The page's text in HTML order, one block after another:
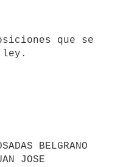
ley.
BELGRANO
JOSE